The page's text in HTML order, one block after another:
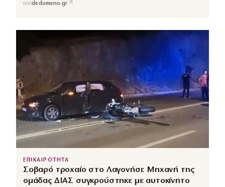
απόdedomeno.gr ↗
ΕΠΙΚΑΙΡΟΤΗΤΑ
Σοβαρό τροχαίο στο Λαγονήσι: Μηχανή της
ομάδας ΔΙΑΣ συγκρούστηκε με αυτοκίνητο